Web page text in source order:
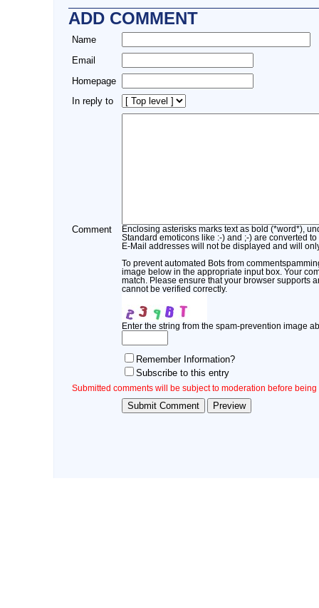
ADD COMMENT
Name
Email
Homepage
In reply to
Comment
Enclosing asterisks marks text as bold (*word*),
Standard emoticons like :-) and ;-) are converted to
E-Mail addresses will not be displayed and will
To prevent automated Bots from
image below in the appropriate input box. Your
match. Please ensure that your browser supports
cannot be verified correctly.
Enter the string from the spam-prevention image
Remember Information?
Subscribe to this entry
Submitted comments will be subject to moderation before being